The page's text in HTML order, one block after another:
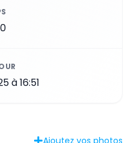
à 16:51
Ajoutez vos photos